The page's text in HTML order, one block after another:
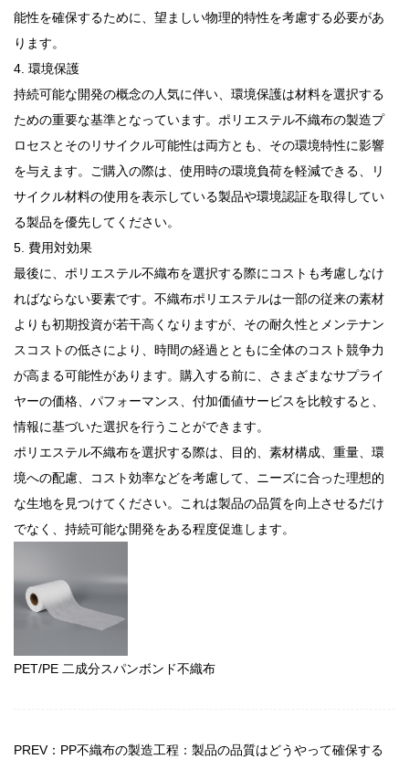
能性を確保するために、望ましい物理的特性を考慮する必要があ
ります。
4. 環境保護
持続可能な開発の概念の人気に伴い、環境保護は材料を選択する
ための重要な基準となっています。ポリエステル不織布の製造プ
ロセスとそのリサイクル可能性は両方とも、その環境特性に影響
を与えます。ご購入の際は、使用時の環境負荷を軽減できる、リ
サイクル材料の使用を表示している製品や環境認証を取得してい
る製品を優先してください。
5. 費用対効果
最後に、ポリエステル不織布を選択する際にコストも考慮しなけ
ればならない要素です。不織布ポリエステルは一部の従来の素材
よりも初期投資が若干高くなりますが、その耐久性とメンテナン
スコストの低さにより、時間の経過とともに全体のコスト競争力
が高まる可能性があります。購入する前に、さまざまなサプライ
ヤーの価格、パフォーマンス、付加価値サービスを比較すると、
情報に基づいた選択を行うことができます。
ポリエステル不織布を選択する際は、目的、素材構成、重量、環
境への配慮、コスト効率などを考慮して、ニーズに合った理想的
な生地を見つけてください。これは製品の品​​質を向上させるだけ
でなく、持続可能な開発をある程度促進します。
PET/PE 二成分スパンボンド不織布
PREV：PP不織布の製造工程：製品の品質はどうやって確保する